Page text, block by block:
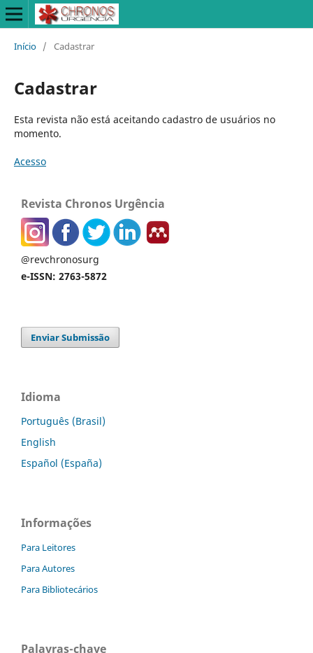
Início / Cadastrar
Cadastrar
Esta revista não está aceitando cadastro de usuários no
momento.
Acesso
Revista Chronos Urgência
@revchronosurg
e-ISSN: 2763-5872
Enviar Submissão
Idioma
Português (Brasil)
English
Español (España)
Informações
Para Leitores
Para Autores
Para Bibliotecários
Palavras-chave